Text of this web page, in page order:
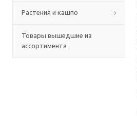
Растения и кашпо
Товары вышедшие из
ассортимента